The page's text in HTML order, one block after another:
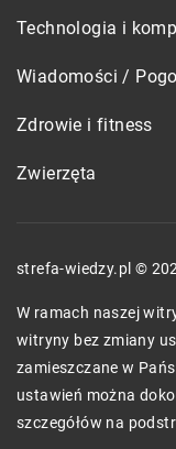
Technologia i
Wiadomości /
Zdrowie i fitness
Zwierzęta
strefa-wiedzy.pl ©
W ramach naszej
witryny bez zmiany
zamieszczane w
ustawień można
szczegółów na